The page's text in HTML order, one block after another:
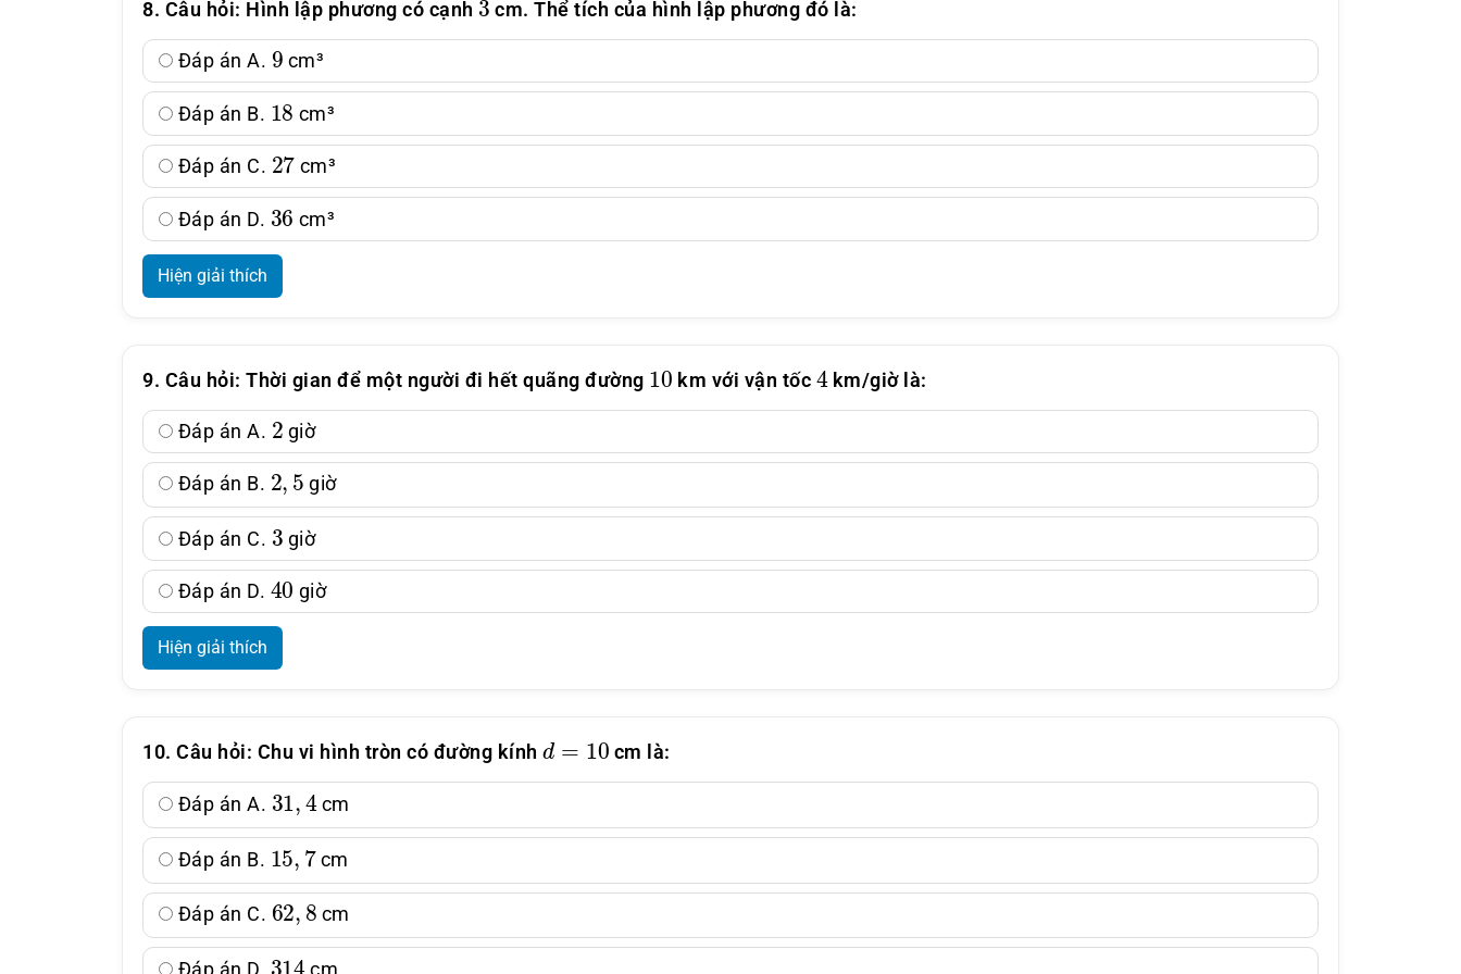
8. Câu hỏi: Hình lập phương có cạnh cm. Thể tích của hình lập phương đó là:
Đáp án A.
9
cm³
Đáp án B.
18
cm³
Đáp án C.
27
cm³
Đáp án D.
36
cm³
Hiện giải thích
9. Câu hỏi: Thời gian để một người đi hết quãng đường
10
km với vận tốc
4
km/giờ là:
Đáp án A.
2
giờ
Đáp án B.
2,5
giờ
Đáp án C.
3
giờ
Đáp án D.
40
giờ
Hiện giải thích
10. Câu hỏi: Chu vi hình tròn có đường kính
d 10
cm là:
Đáp án A.
31,4
cm
Đáp án B.
15,7
cm
Đáp án C.
62,8
cm
Đáp án D.
314
cm